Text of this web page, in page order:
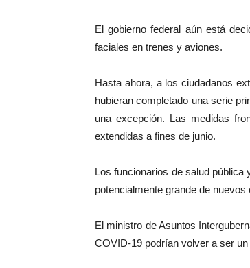
El gobierno federal aún está
faciales en trenes y aviones.
Hasta ahora, a los ciudadanos
hubieran completado una serie
una excepción. Las medidas
extendidas a fines de junio.
Los funcionarios de salud
potencialmente grande de
El ministro de Asuntos
COVID-19 podrían volver a ser